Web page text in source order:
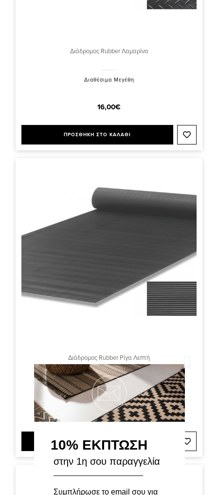
Διάδρομος Rubber Λαμαρίνα
Διαθέσιμα Μεγέθη
16,00€
ΠΡΟΣΘΗΚΗ ΣΤΟ ΚΑΛΑΘΙ
Διάδρομος Rubber Ρίγα Λεπτή
Διαθέσιμα Μεγέθη
16,00€
ΠΡΟΣΘΗΚΗ ΣΤΟ ΚΑΛΑΘΙ
10% ΕΚΠΤΩΣΗ
στην 1η σου παραγγελία
Συμπλήρωσε το email σου για